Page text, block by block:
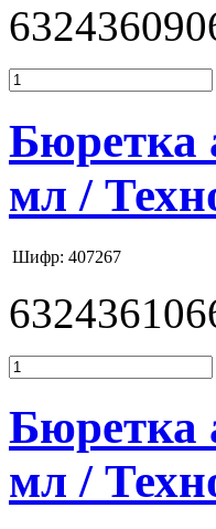
Бюретка
мл /
Шифр: 407267
Бюретка
мл /